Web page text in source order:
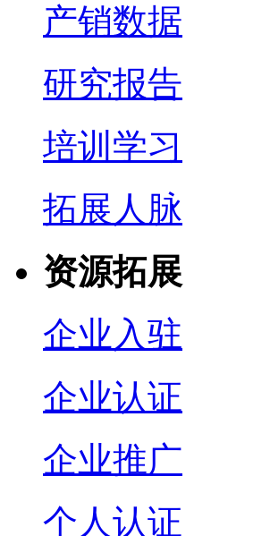
产销数据
研究报告
培训学习
拓展人脉
资源拓展
企业入驻
企业认证
企业推广
个人认证